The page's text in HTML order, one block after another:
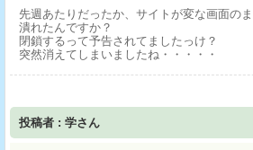
先週あたりだったか、サイトが変な画面の
潰れたんですか？
閉鎖するって予告されてましたっけ？
突然消えてしまいましたね・・・・・
投稿者 : 学さん